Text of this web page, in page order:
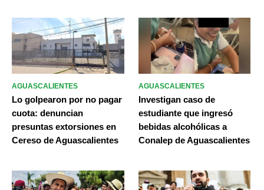
AGUASCALIENTES
Lo golpearon por no pagar
cuota: denuncian
presuntas extorsiones en
Cereso de Aguascalientes
AGUASCALIENTES
Investigan caso de
estudiante que ingresó
bebidas alcohólicas a
Conalep de Aguascalientes